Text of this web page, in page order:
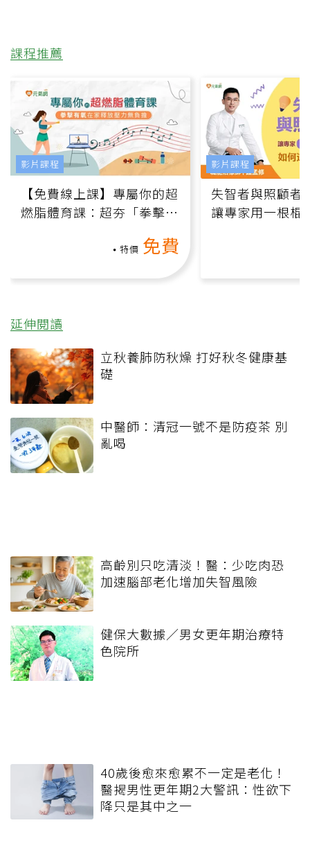
課程推薦
【免費線上課】專屬你的超
燃脂體育課：超夯「拳擊有
特價 免費
影片課程
失智者與照顧者
讓專家用一根棍
影片課程
延伸閱讀
立秋養肺防秋燥 打好秋冬健康基
礎
中醫師：清冠一號不是防疫茶 別
亂喝
高齡別只吃清淡！醫：少吃肉恐
加速腦部老化增加失智風險
健保大數據／男女更年期治療特
色院所
40歲後愈來愈累不一定是老化！
醫揭男性更年期2大警訊：性欲下
降只是其中之一